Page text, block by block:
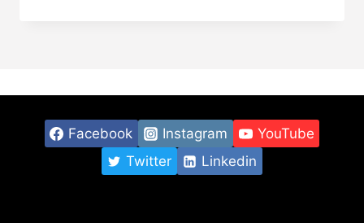
Facebook Instagram
YouTube
Twitter
Linkedin